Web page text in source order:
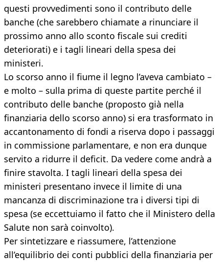
questi provvedimenti sono il contributo delle
banche (che sarebbero chiamate a rinunciare il
prossimo anno allo sconto fiscale sui crediti
deteriorati) e i tagli lineari della spesa dei
ministeri.
Lo scorso anno il fiume il legno l’aveva cambiato –
e molto – sulla prima di queste partite perché il
contributo delle banche (proposto già nella
finanziaria dello scorso anno) si era trasformato in
accantonamento di fondi a riserva dopo i passaggi
in commissione parlamentare, e non era dunque
servito a ridurre il deficit. Da vedere come andrà a
finire stavolta. I tagli lineari della spesa dei
ministeri presentano invece il limite di una
mancanza di discriminazione tra i diversi tipi di
spesa (se eccettuiamo il fatto che il Ministero della
Salute non sarà coinvolto).
Per sintetizzare e riassumere, l’attenzione
all’equilibrio dei conti pubblici della finanziaria per